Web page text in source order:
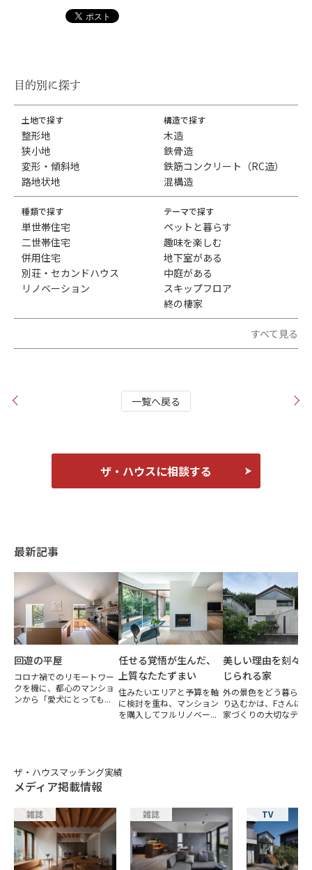
目的別に探す
土地で探す
整形地
狭小地
変形・傾斜地
路地状地
構造で探す
木造
鉄骨造
鉄筋コンクリート（RC造）
混構造
種類で探す
単世帯住宅
二世帯住宅
併用住宅
別荘・セカンドハウス
リノベーション
テーマで探す
ペットと暮らす
趣味を楽しむ
地下室がある
中庭がある
スキップフロア
終の棲家
すべて見る
一覧へ戻る
ザ・ハウスに相談する
最新記事
回遊の平屋
コロナ禍でのリモートワー
クを機に、都心のマンショ
ンから「愛犬にとっても...
任せる覚悟が生んだ、
上質なたたずまい
住みたいエリアと予算を軸
に検討を重ね、マンション
を購入してフルリノベー...
美しい理由を刻々
じられる家
外の景色をどう暮らし
り込むかは、Fさんに
家づくりの大切なテー...
ザ・ハウスマッチング実績
メディア掲載情報
雑誌 雑誌 TV